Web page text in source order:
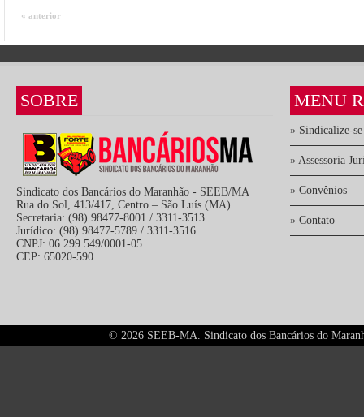
« anterior
SOBRE
Sindicato dos Bancários do Maranhão - SEEB/MA
Rua do Sol, 413/417, Centro – São Luís (MA)
Secretaria: (98) 98477-8001 / 3311-3513
Jurídico: (98) 98477-5789 / 3311-3516
CNPJ: 06.299.549/0001-05
CEP: 65020-590
MENU
» Sindicalize-se
» Assessoria
» Convênios
» Contato
© 2026 SEEB-MA. Sindicato dos Bancários do